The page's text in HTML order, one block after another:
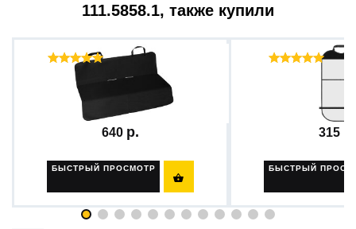
111.5858.1, также купили
Отзывы ( 17 )
Защитная накидка (чехол)...
640
БЫСТРЫЙ ПРОСМОТР

315
БЫСТРЫЙ